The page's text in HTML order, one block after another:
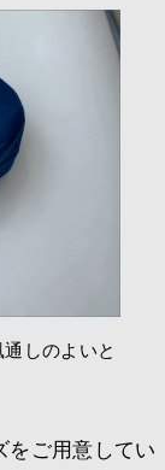
しのよいと
をご用意してい